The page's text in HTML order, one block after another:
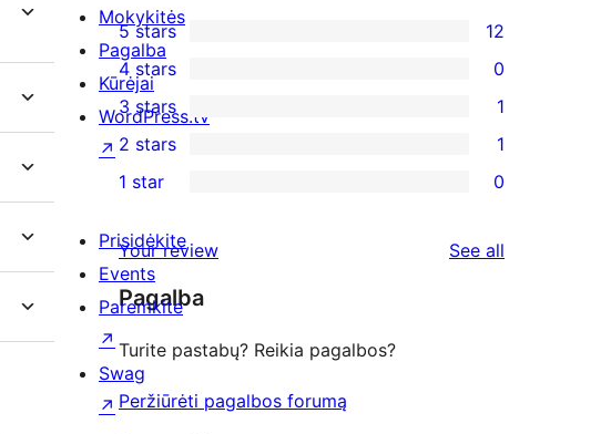
12
5-
star
reviews
5 stars 12
0
4-
star
reviews
4 stars 0
1
3-
star
3 stars 1
2-
review
2 stars 1
1-
star
reviews
1 star 0
Your review See all
Pagalba
Turite pastabų? Reikia pagalbos?
Peržiūrėti pagalbos forumą
Mokykitės
Pagalba
Kūrėjai
WordPress.tv
↗
Prisidėkite
Events
Paremkite
↗
Swag
↗